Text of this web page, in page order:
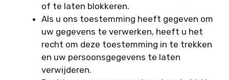
of te laten blokkeren.
Als u ons toestemming heeft gegeven om
uw gegevens te verwerken, heeft u het
recht om deze toestemming in te trekken
en uw persoonsgegevens te laten
verwijderen.